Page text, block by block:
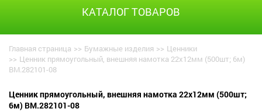
КАТАЛОГ ТОВАРОВ
Главная страница >> Бумажные изделия >> Ценники
>> Ценник прямоугольный, внешняя намотка 22х12мм (500шт; 6м)
BM.282101-08
Ценник прямоугольный, внешняя намотка 22х12мм (500шт;
6м) BM.282101-08